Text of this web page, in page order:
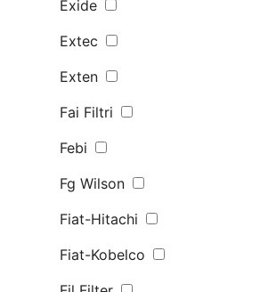
Exide
Extec
Exten
Fai Filtri
Febi
Fg Wilson
Fiat-Hitachi
Fiat-Kobelco